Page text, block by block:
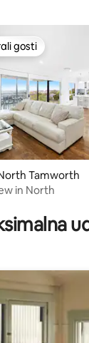
recenzija: 352
gosti
gosti
Tamworth
in North